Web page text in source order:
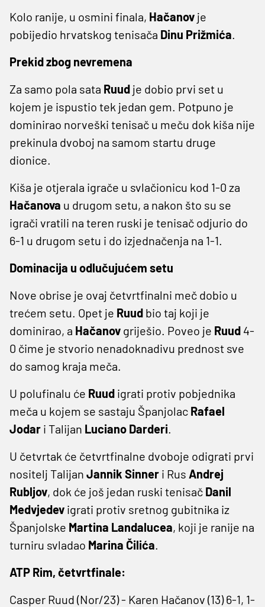
Kolo ranije, u osmini finala, Hačanov je
pobijedio hrvatskog tenisača Dinu Prižmića.
Prekid zbog nevremena
Za samo pola sata Ruud je dobio prvi set u
kojem je ispustio tek jedan gem. Potpuno je
dominirao norveški tenisač u meču dok kiša nije
prekinula dvoboj na samom startu druge
dionice.
Kiša je otjerala igrače u svlačionicu kod 1-0 za
Hačanova u drugom setu, a nakon što su se
igrači vratili na teren ruski je tenisač odjurio do
6-1 u drugom setu i do izjednačenja na 1-1.
Dominacija u odlučujućem setu
Nove obrise je ovaj četvrtfinalni meč dobio u
trećem setu. Opet je Ruud bio taj koji je
dominirao, a Hačanov griješio. Poveo je Ruud 4-
0 čime je stvorio nenadoknadivu prednost sve
do samog kraja meča.
U polufinalu će Ruud igrati protiv pobjednika
meča u kojem se sastaju Španjolac Rafael
Jodar i Talijan Luciano Darderi.
U četvrtak će četvrtfinalne dvoboje odigrati prvi
nositelj Talijan Jannik Sinner i Rus Andrej
Rubljov, dok će još jedan ruski tenisač Danil
Medvjedev igrati protiv sretnog gubitnika iz
Španjolske Martina Landalucea, koji je ranije na
turniru svladao Marina Čilića.
ATP Rim, četvrtfinale:
Casper Ruud (Nor/23) - Karen Hačanov (13) 6-1, 1-